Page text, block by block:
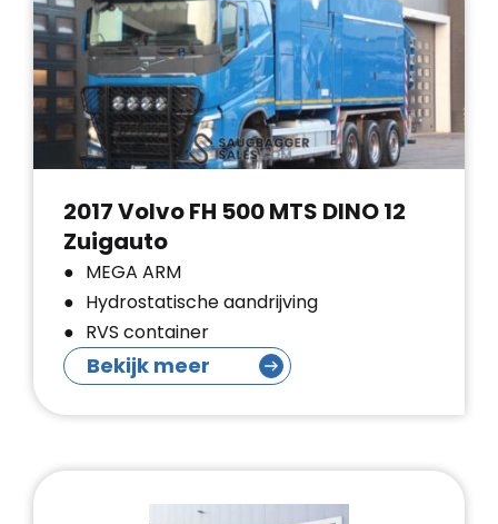
2017 Volvo FH 500 MTS DINO 12
Zuigauto
MEGA ARM
Hydrostatische aandrijving
RVS container
Bekijk meer